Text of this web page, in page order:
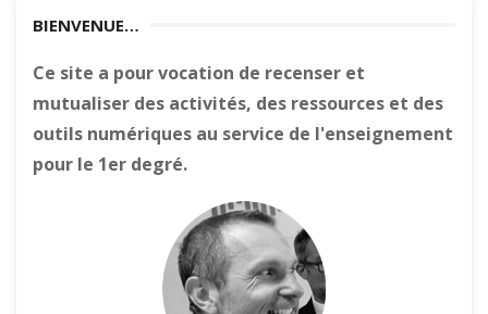
BIENVENUE…
Ce site a pour vocation de recenser et
mutualiser des activités, des ressources et des
outils numériques au service de l'enseignement
pour le 1er degré.